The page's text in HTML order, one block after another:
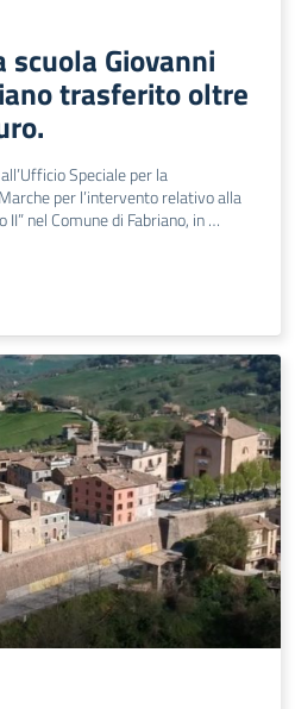
Giovanni
trasferito oltre
Speciale per la
per l’intervento relativo alla
II” nel Comune di Fabriano, in …